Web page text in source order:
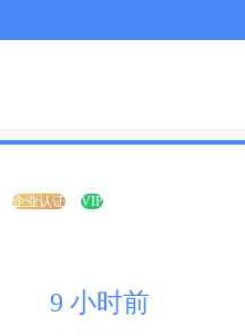
企业认证 VIP
9 小时前